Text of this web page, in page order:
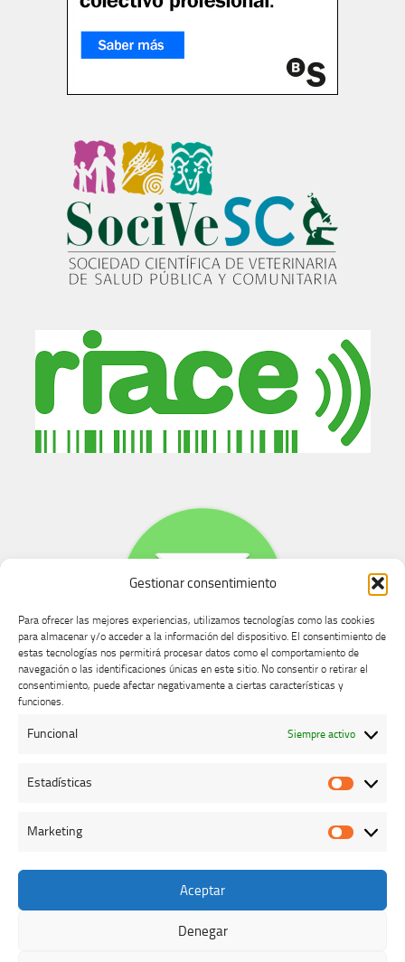
Gestionar consentimiento
Para ofrecer las mejores experiencias, utilizamos tecnologías como las cookies
para almacenar y/o acceder a la información del dispositivo. El consentimiento de
estas tecnologías nos permitirá procesar datos como el comportamiento de
navegación o las identificaciones únicas en este sitio. No consentir o retirar el
consentimiento, puede afectar negativamente a ciertas características y
funciones.
Funcional Siempre activo
Estadísticas
Marketing
Aceptar
Denegar
Buzón de dudas, quejas y sugerencias
Colegio Oficial de Veterinarios de Cáceres © 2026. Todos los